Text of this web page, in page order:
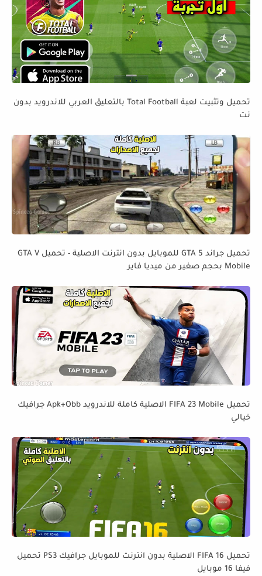
تحميل وتثبيت لعبة Total Football بالتعليق العربي للاندرويد بدون
نت
تحميل جراند GTA 5 للموبايل بدون انترنت الاصلية - تحميل GTA V
Mobile بحجم صغير من ميديا فاير
تحميل FIFA 23 Mobile الاصلية كاملة للاندرويد Apk+Obb جرافيك
خيالي
تحميل FIFA 16 الاصلية بدون انترنت للموبايل جرافيك PS3 تحميل
فيفا 16 موبايل